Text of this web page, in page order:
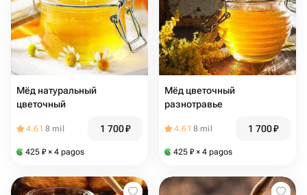
Мёд натуральный
цветочный
4.61 8 mil 1 700₽
425 ₽ × 4 pagos
Мёд цветочный
разнотравье
4.61 8 mil 1 700₽
425 ₽ × 4 pagos